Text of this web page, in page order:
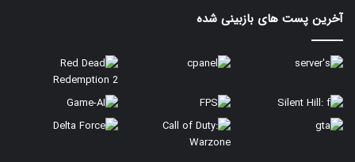
آخرین پست های بازبینی شده